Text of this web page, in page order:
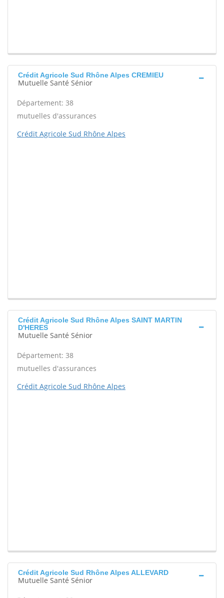
Crédit Agricole Sud Rhône Alpes CREMIEU
Mutuelle Santé Sénior
Département: 38
mutuelles d'assurances
Crédit Agricole Sud Rhône Alpes
Crédit Agricole Sud Rhône Alpes SAINT MARTIN
D'HERES
Mutuelle Santé Sénior
Département: 38
mutuelles d'assurances
Crédit Agricole Sud Rhône Alpes
Crédit Agricole Sud Rhône Alpes ALLEVARD
Mutuelle Santé Sénior